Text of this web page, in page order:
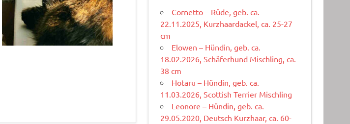
Cornetto – Rüde, geb. ca.
22.11.2025, Kurzhaardackel, ca. 25-27
cm
Elowen – Hündin, geb. ca.
18.02.2026, Schäferhund Mischling, ca.
38 cm
Hotaru – Hündin, geb. ca.
11.03.2026, Scottish Terrier Mischling
Leonore – Hündin, geb. ca.
29.05.2020, Deutsch Kurzhaar, ca. 60-